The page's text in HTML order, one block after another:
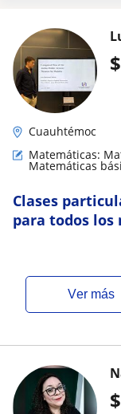
$
Cuauhtémoc
Matemáticas:
Matemáticas
Clases
para todos los
ver más
$